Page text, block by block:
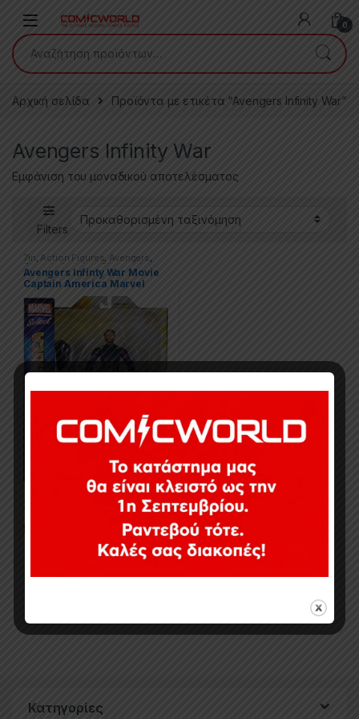
0
Αναζήτηση για:
Αρχική σελίδα Προϊόντα με ετικέτα “Avengers Infinity War”
Avengers Infinity War
Εμφάνιση του μοναδικού αποτελέσματος
Filters
7in,Action Figures, Avengers ,
Captain America, Diamond
Select,Marvel,Marvel Select,
Movies & TV Series
Avengers Infinty War Movie
Captain America Marvel
Select
Εμφάνιση του μοναδικού αποτελέσματος
Κατηγορίες